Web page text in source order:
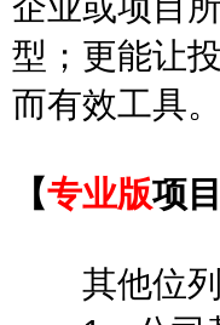
型；更能让
而有效工具。
【专业版项
其他位列